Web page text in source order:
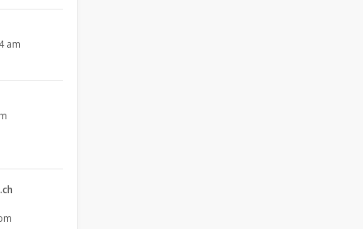
am